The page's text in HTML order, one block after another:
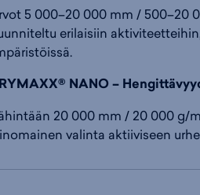
5 000–20 000 mm / 500–20
erilaisiin
NANO –
20 000 mm / 20 000 g/
valinta aktiiviseen